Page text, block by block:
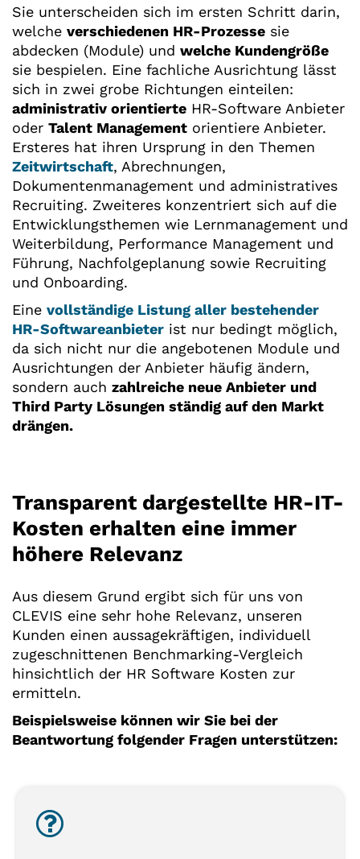
Sie unterscheiden sich im ersten Schritt darin,
welche verschiedenen HR-Prozesse sie
abdecken (Module) und welche Kundengröße
sie bespielen. Eine fachliche Ausrichtung lässt
sich in zwei grobe Richtungen einteilen:
administrativ orientierte HR-Software Anbieter
oder Talent Management orientiere Anbieter.
Ersteres hat ihren Ursprung in den Themen
Zeitwirtschaft, Abrechnungen,
Dokumentenmanagement und administratives
Recruiting. Zweiteres konzentriert sich auf die
Entwicklungsthemen wie Lernmanagement und
Weiterbildung, Performance Management und
Führung, Nachfolgeplanung sowie Recruiting
und Onboarding.
Eine vollständige Listung aller bestehender
HR-Softwareanbieter ist nur bedingt möglich,
da sich nicht nur die angebotenen Module und
Ausrichtungen der Anbieter häufig ändern,
sondern auch zahlreiche neue Anbieter und
Third Party Lösungen ständig auf den Markt
drängen.
Transparent dargestellte HR-IT-
Kosten erhalten eine immer
höhere Relevanz
Aus diesem Grund ergibt sich für uns von
CLEVIS eine sehr hohe Relevanz, unseren
Kunden einen aussagekräftigen, individuell
zugeschnittenen Benchmarking-Vergleich
hinsichtlich der HR Software Kosten zur
ermitteln.
Beispielsweise können wir Sie bei der
Beantwortung folgender Fragen unterstützen: